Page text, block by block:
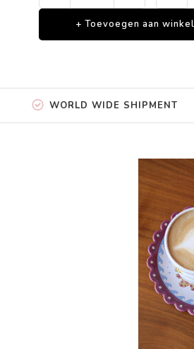
+ Toevoegen aan
WORLD WIDE SHIPMENT